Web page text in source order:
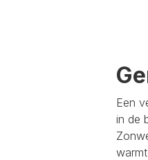
Een
in de